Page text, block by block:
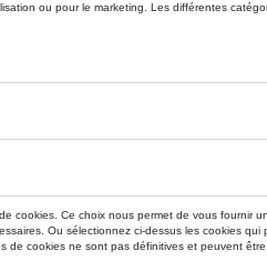
Ce produit n'est
Vérifiez